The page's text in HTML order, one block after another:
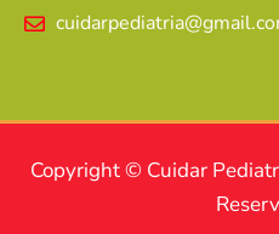
Copyright © Cuidar